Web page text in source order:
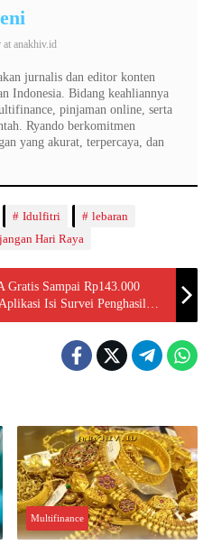
at anakhiv.id
jurnalis dan editor konten
Indonesia. Bidang keahliannya
pinjaman online, serta
Ryando berkomitmen
yang akurat, terpercaya, dan
Idulfitri
lebaran
Hari Raya
Gratis Sampai Rp143.000
Isi Survei Penghasil
Multifinance